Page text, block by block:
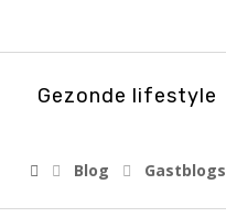
Gezonde lifestyle
Blog Gastblogs